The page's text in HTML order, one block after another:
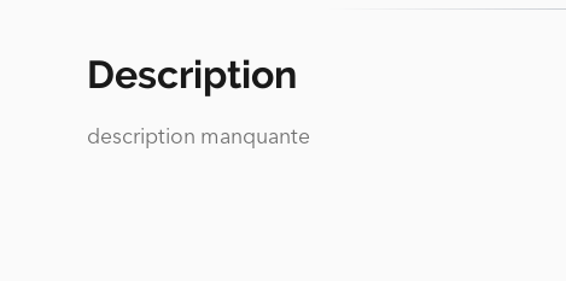
Description
description manquante